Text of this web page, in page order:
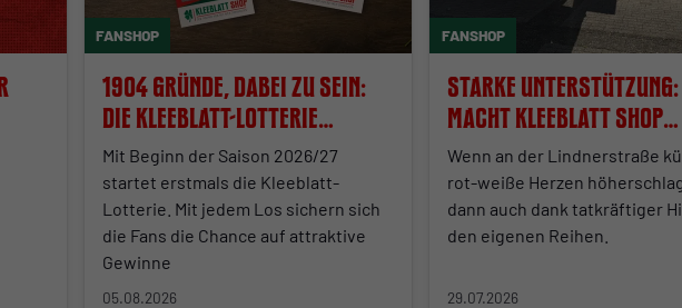
FANSHOP
1904 Gründe, dabei zu sein:
Die Kleeblatt-Lotterie
startet
Mit Beginn der Saison 2026/27
startet erstmals die Kleeblatt-
Lotterie. Mit jedem Los sichern sich
die Fans die Chance auf attraktive
Gewinne
05.08.2026
FANSHOP
Starke Unterstützung:
macht Kleeblatt Shop
möglich
Wenn an der Lindnerstraße
rot-weiße Herzen
dann auch dank tatkräftiger
den eigenen Reihen.
29.07.2026